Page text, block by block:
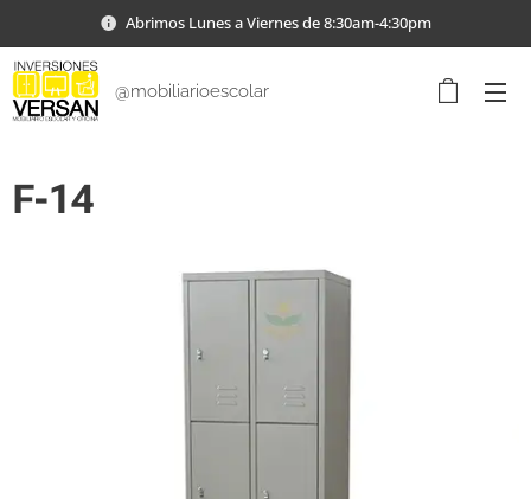
Abrimos Lunes a Viernes de 8:30am-4:30pm
@mobiliarioescolar
F-14